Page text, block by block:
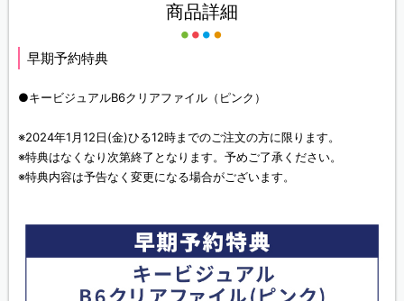
商品詳細
早期予約特典
●キービジュアルB6クリアファイル（ピンク）
※2024年1月12日(金)ひる12時までのご注文の方に限ります。
※特典はなくなり次第終了となります。予めご了承ください。
※特典内容は予告なく変更になる場合がございます。